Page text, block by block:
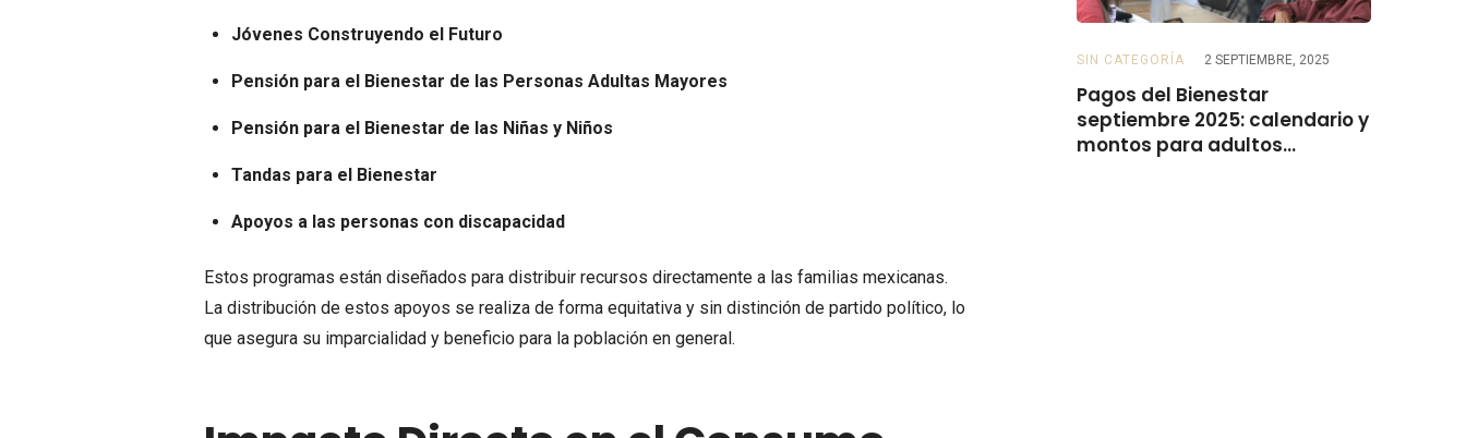
Jóvenes Construyendo el Futuro
Pensión para el Bienestar de las Personas Adultas Mayores
Pensión para el Bienestar de las Niñas y Niños
Tandas para el Bienestar
Apoyos a las personas con discapacidad
Estos programas están diseñados para distribuir recursos directamente a las familias mexicanas.
La distribución de estos apoyos se realiza de forma equitativa y sin distinción de partido político, lo
que asegura su imparcialidad y beneficio para la población en general.
Beca Rita Cetina abre registro
el 15 de septiembre de 2025
SIN CATEGORÍA 2 SEPTIEMBRE, 2025
Pagos del Bienestar
septiembre 2025: calendario y
montos para adultos